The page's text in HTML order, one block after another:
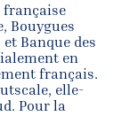
Bouygues
Banque des
en
français.
elle-
Pour la